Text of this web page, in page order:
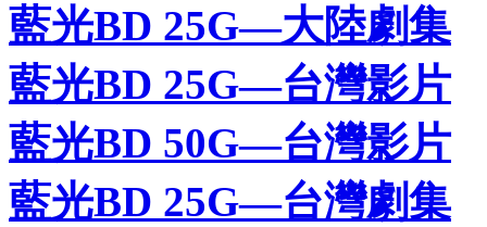
藍光BD 25G—大陸劇集
藍光BD 25G—台灣影片
藍光BD 50G—台灣影片
藍光BD 25G—台灣劇集